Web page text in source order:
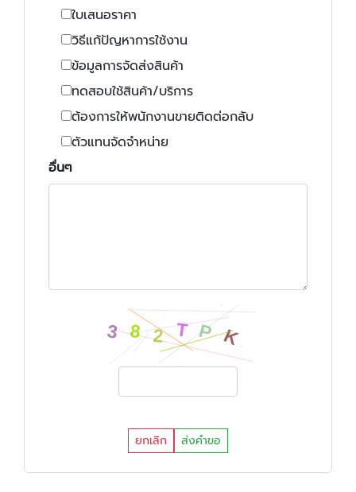
ใบเสนอราคา
วิธีแก้ปัญหาการใช้งาน
ข้อมูลการจัดส่งสินค้า
ทดสอบใช้สินค้า/บริการ
ต้องการให้พนักงานขายติดต่อกลับ
ตัวแทนจัดจำหน่าย
อื่นๆ
ยกเลิก ส่งคำขอ